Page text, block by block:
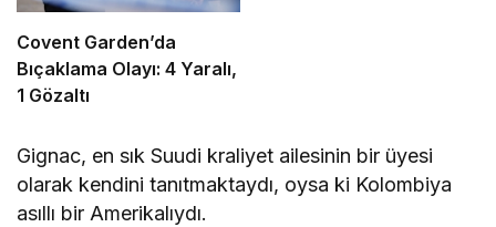
Covent Garden’da
Bıçaklama Olayı: 4 Yaralı,
1 Gözaltı
Gignac, en sık Suudi kraliyet ailesinin bir üyesi
olarak kendini tanıtmaktaydı, oysa ki Kolombiya
asıllı bir Amerikalıydı.